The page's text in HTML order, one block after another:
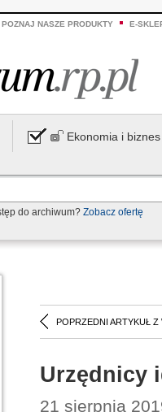
POZNAJ NASZE PRODUKTY E-
Ekonomia i biznes
do archiwum? Zobacz ofertę
POPRZEDNI ARTYKUŁ Z
Urzędnicy
21 sierpnia